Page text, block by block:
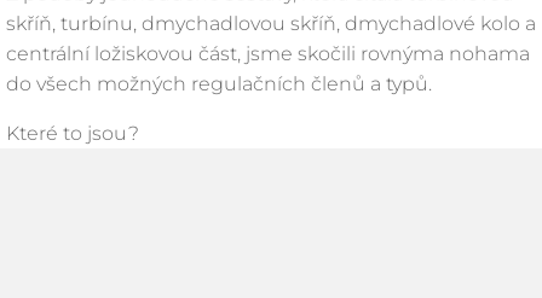
skříň, turbínu, dmychadlovou skříň, dmychadlové kolo a
centrální ložiskovou část, jsme skočili rovnýma nohama
do všech možných regulačních členů a typů.
Které to jsou?